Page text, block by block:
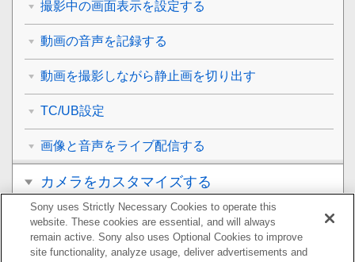
撮影中の画面表示を設定する
動画の音声を記録する
動画を撮影しながら静止画を切り出す
TC/UB設定
画像と音声をライブ配信する
カメラをカスタマイズする
再生する
カメラの設定を変更する
Sony uses Strictly Necessary Cookies to operate this
website. These cookies are essential, and will always
remain active. Sony also uses Optional Cookies to improve
site functionality, analyze usage, deliver advertisements and